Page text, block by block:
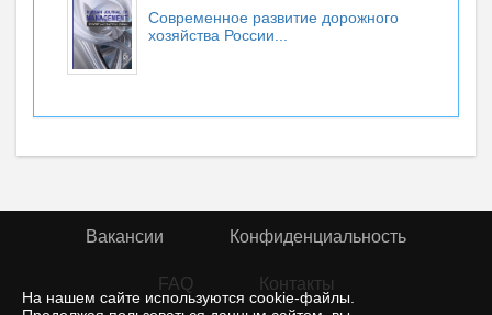
На нашем сайте используются cookie-файлы.
Современное развитие дорожного
хозяйства России...
Вакансии Конфиденциальность
FAQ Контакты